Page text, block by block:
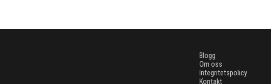
Blogg
Om oss
Integritetspolicy
Kontakt